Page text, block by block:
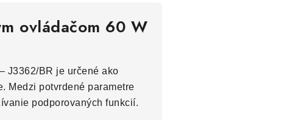
ovládačom 60 W
J3362/BR je určené ako
Medzi potvrdené parametre
podporovaných funkcií.